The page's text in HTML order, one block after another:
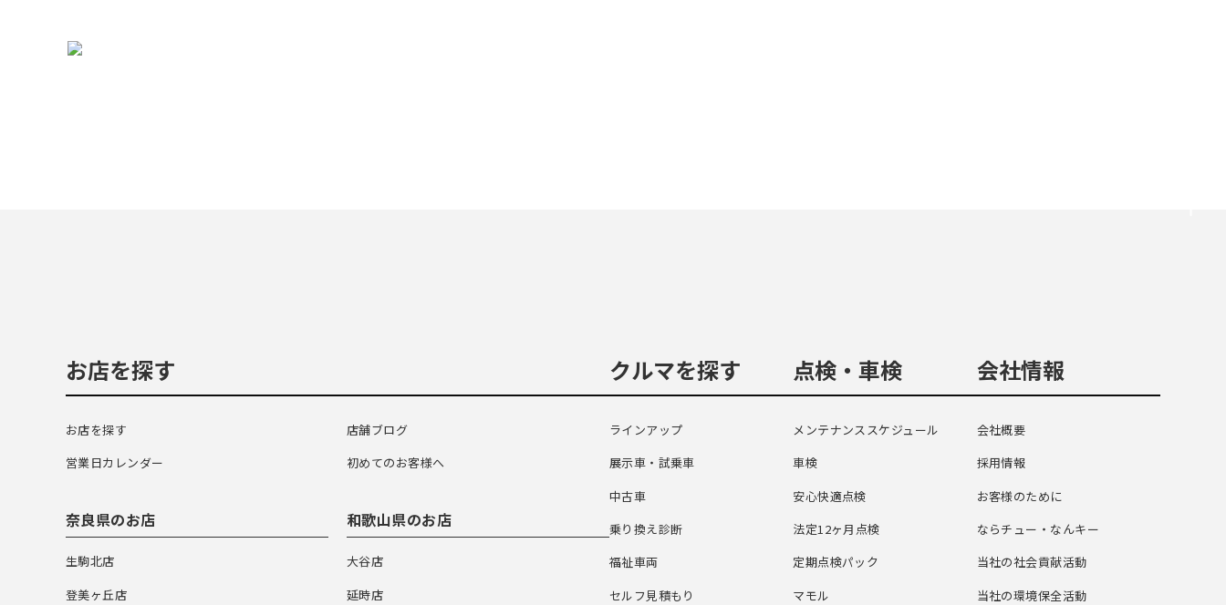
お店を探す
お店を探す
店舗ブログ
営業日カレンダー
初めてのお客様へ
奈良県のお店
生駒北店
登美ヶ丘店
和歌山県のお店
大谷店
延時店
クルマを探す
ラインアップ
展示車・試乗車
中古車
乗り換え診断
福祉車両
セルフ見積もり
点検・車検
メンテナンススケジュール
車検
安心快適点検
法定12ヶ月点検
定期点検パック
マモル
会社情報
会社概要
採用情報
お客様のために
ならチュー・なんキー
当社の社会貢献活動
当社の環境保全活動